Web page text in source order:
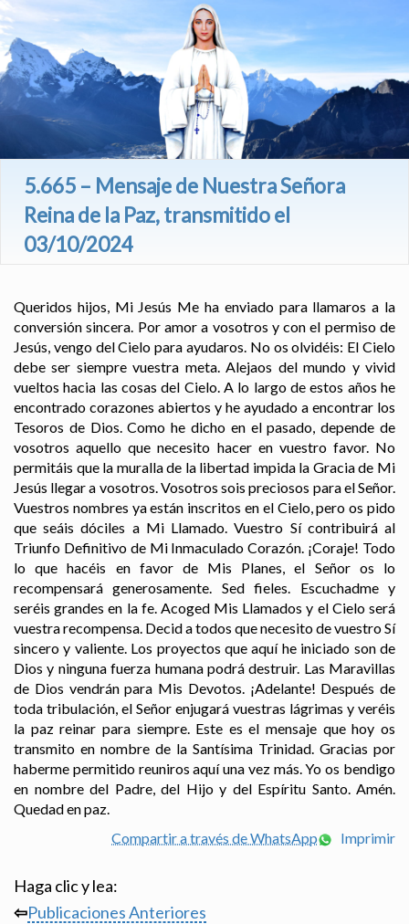
5.665 – Mensaje de Nuestra Señora
Reina de la Paz, transmitido el
03/10/2024
Queridos hijos, Mi Jesús Me ha enviado para llamaros a la
conversión sincera. Por amor a vosotros y con el permiso de
Jesús, vengo del Cielo para ayudaros. No os olvidéis: El Cielo
debe ser siempre vuestra meta. Alejaos del mundo y vivid
vueltos hacia las cosas del Cielo. A lo largo de estos años he
encontrado corazones abiertos y he ayudado a encontrar los
Tesoros de Dios. Como he dicho en el pasado, depende de
vosotros aquello que necesito hacer en vuestro favor. No
permitáis que la muralla de la libertad impida la Gracia de Mi
Jesús llegar a vosotros. Vosotros sois preciosos para el Señor.
Vuestros nombres ya están inscritos en el Cielo, pero os pido
que seáis dóciles a Mi Llamado. Vuestro Sí contribuirá al
Triunfo Definitivo de Mi Inmaculado Corazón. ¡Coraje! Todo
lo que hacéis en favor de Mis Planes, el Señor os lo
recompensará generosamente. Sed fieles. Escuchadme y
seréis grandes en la fe. Acoged Mis Llamados y el Cielo será
vuestra recompensa. Decid a todos que necesito de vuestro Sí
sincero y valiente. Los proyectos que aquí he iniciado son de
Dios y ninguna fuerza humana podrá destruir. Las Maravillas
de Dios vendrán para Mis Devotos. ¡Adelante! Después de
toda tribulación, el Señor enjugará vuestras lágrimas y veréis
la paz reinar para siempre. Este es el mensaje que hoy os
transmito en nombre de la Santísima Trinidad. Gracias por
haberme permitido reuniros aquí una vez más. Yo os bendigo
en nombre del Padre, del Hijo y del Espíritu Santo. Amén.
Quedad en paz.
Compartir a través de WhatsApp
Imprimir
Haga clic y lea:
⇦Publicaciones Anteriores